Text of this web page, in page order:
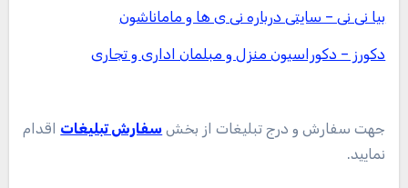
بیا نی نی – سایتی درباره نی ی ها و ماماناشون
دکورز – دکوراسیون منزل و مبلمان اداری و تجاری
جهت سفارش و درج تبلیغات از بخش سفارش تبلیغات اقدام
نمایید.